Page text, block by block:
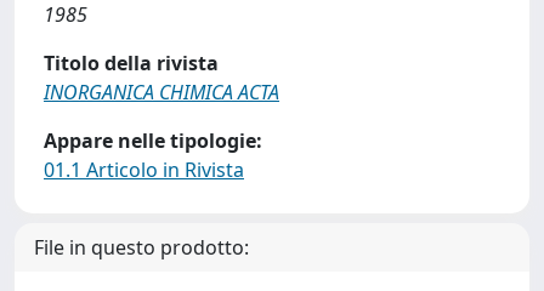
1985
Titolo della rivista
INORGANICA CHIMICA ACTA
Appare nelle tipologie:
01.1 Articolo in Rivista
File in questo prodotto: